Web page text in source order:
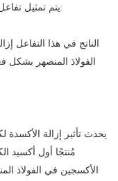
يتم تمثيل تفاعل كربيد الكالسيوم مع الكبريت على النحو التالي:
الفولاذ المنصهر بشكل
يحدث تأثير إزالة الأكسدة
مُنتجًا أول أكسيد
الأكسجين في الفولاذ